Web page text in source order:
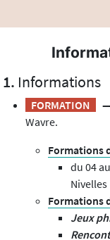
Informations
FORMATION
Wavre.
Formations
du 04
Nivelles
Formations
Jeux